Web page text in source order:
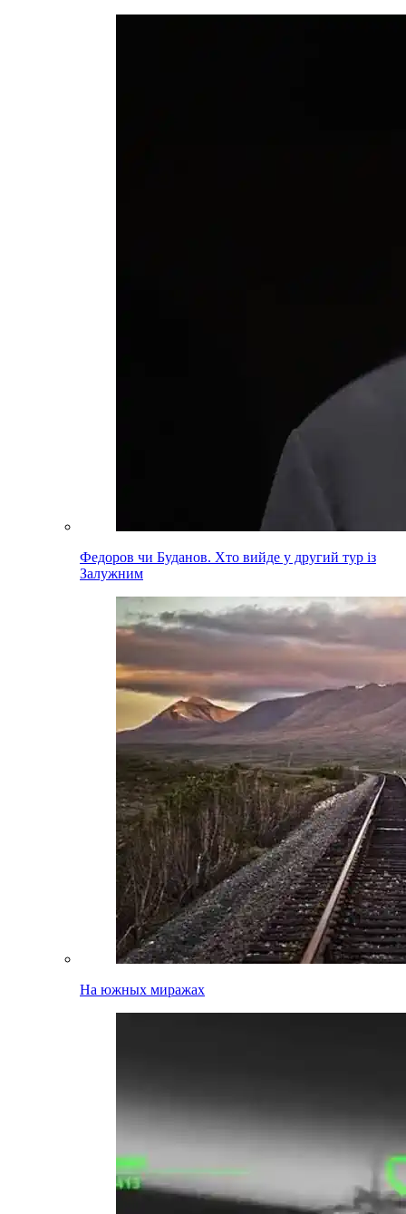
Федоров чи Буданов. Хто вийде у другий тур із
Залужним
На южных миражах